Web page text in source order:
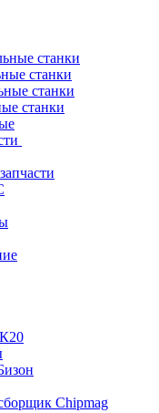
станки
станки
станки
станки
Chipmag